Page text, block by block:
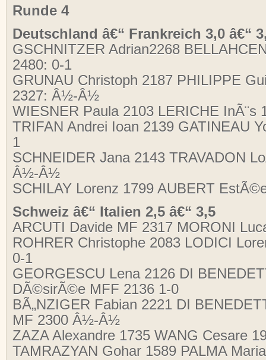
Runde 4
Deutschland â€“ Frankreich 3,0 â€“
GSCHNITZER Adrian2268
2480: 0-1
GRUNAU Christoph 2187 PHILIPPE
2327: Â½-Â½
WIESNER Paula 2103 LERICHE InÃ¨s
TRIFAN Andrei Ioan 2139 GATINEAU
1
SCHNEIDER Jana 2143 TRAVADON
Â½-Â½
SCHILAY Lorenz 1799 AUBERT
Schweiz â€“ Italien 2,5 â€“ 3,5
ARCUTI Davide MF 2317 MORONI
ROHRER Christophe 2083 LODICI
0-1
GEORGESCU Lena 2126 DI
DÃ©sirÃ©e MFF 2136 1-0
BÃ„NZIGER Fabian 2221 DI
MF 2300 Â½-Â½
ZAZA Alexandre 1735 WANG Cesare
TAMRAZYAN Gohar 1589 PALMA